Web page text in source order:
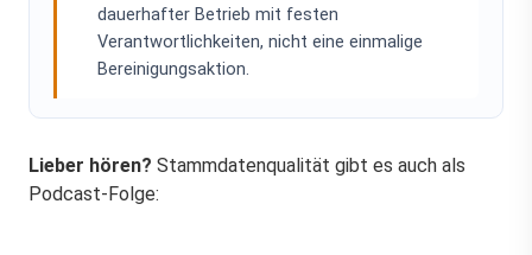
dauerhafter Betrieb mit festen
Verantwortlichkeiten, nicht eine einmalige
Bereinigungsaktion.
Lieber hören? Stammdatenqualität gibt es auch als
Podcast-Folge: